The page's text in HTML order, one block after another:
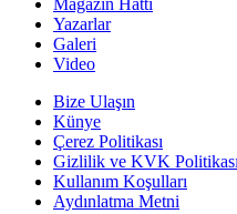
2023'ün ayrılıkları...
2023 yılında iş ve cemiyet
isimler ayrılma kararı aldı.
Sponza: 'Uzaklaştırma yok'